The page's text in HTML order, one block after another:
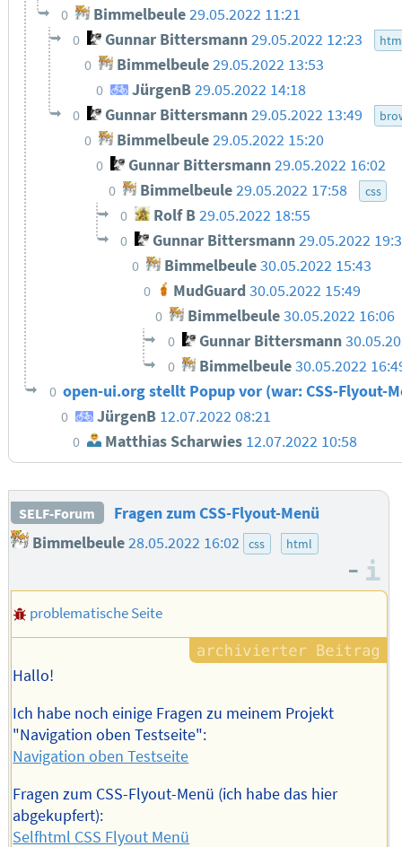
0 Bimmelbeule 29.05.2022 11:21
0 Gunnar Bittersmann29.05.2022 12:23
0 Bimmelbeule29.05.2022 13:53
0 JürgenB29.05.2022 14:18
0 Gunnar Bittersmann29.05.2022 13:49
0 Bimmelbeule29.05.2022 15:20
0 Gunnar Bittersmann29.05.2022 16:02
0 Bimmelbeule29.05.2022 17:58 css
0 Rolf B29.05.2022 18:55
0 Gunnar Bittersmann 29.05.2022
0 Bimmelbeule30.05.2022 15:43
0 MudGuard 30.05.2022 15:49
0 Bimmelbeule30.05.2022 16:06
0 Gunnar Bittersmann
0 Bimmelbeule30.05.2022
0 open-ui.org stellt Popup vor (war: CSS-Flyout-
0 JürgenB 12.07.2022 08:21
0 Matthias Scharwies 12.07.2022 10:58
SELF-Forum
Fragen zum CSS-Flyout-Menü
Bimmelbeule 28.05.2022 16:02 css html
–
problematische Seite
Hallo!
Ich habe noch einige Fragen zu meinem Projekt
"Navigation oben Testseite":
Navigation oben Testseite
Fragen zum CSS-Flyout-Menü (ich habe das hier
abgekupfert):
Selfhtml CSS Flyout Menü